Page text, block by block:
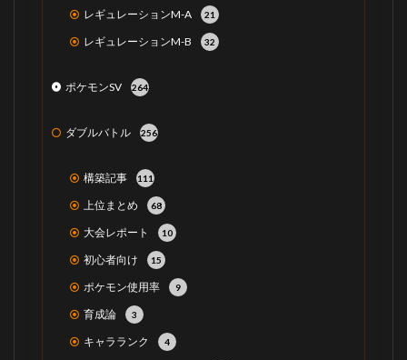
レギュレーションM-A 21
レギュレーションM-B 32
ポケモンSV 264
ダブルバトル 256
構築記事 111
上位まとめ 68
大会レポート 10
初心者向け 15
ポケモン使用率 9
育成論 3
キャラランク 4